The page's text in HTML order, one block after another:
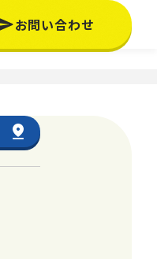
お問い合わせ